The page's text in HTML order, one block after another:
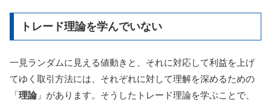
トレード理論を学んでいない
一見ランダムに見える値動きと、それに対応して利益を上げ
てゆく取引方法には、それぞれに対して理解を深めるための
「理論」があります。そうしたトレード理論を学ぶことで、